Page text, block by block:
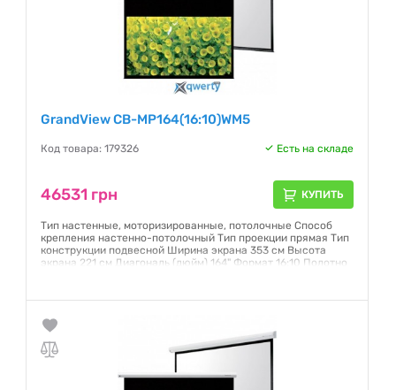
GrandView CB-MP164(16:10)WM5
Код товара: 179326 Есть на складе
46531 грн КУПИТЬ
Тип настенные, моторизированные, потолочные Способ
крепления настенно-потолочный Тип проекции прямая Тип
конструкции подвесной Ширина экрана 353 см Высота
экрана 221 см Диагональ (дюйм) 164" Формат 16:10 Полотно
Гарантия:6 месяцев